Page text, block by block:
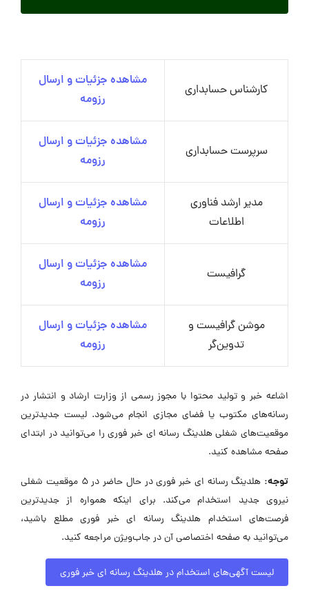
کارشناس حسابداری
مشاهده جزئیات و ارسال
رزومه
سرپرست حسابداری
مشاهده جزئیات و ارسال
رزومه
مدیر ارشد فناوری
اطلاعات
مشاهده جزئیات و ارسال
رزومه
گرافیست
مشاهده جزئیات و ارسال
رزومه
موشن گرافیست و
تدوین‌گر
مشاهده جزئیات و ارسال
رزومه
اشاعه خبر و تولید محتوا با مجوز رسمی از وزارت ارشاد و انتشار در
رسانه‌های مکتوب یا فضای مجازی انجام می‌شود. لیست جدیدترین
موقعیت‌های شغلی هلدینگ رسانه ای خبر فوری را می‌توانید در ابتدای
صفحه مشاهده کنید.
توجه:
هلدینگ رسانه ای خبر فوری در حال حاضر در ۵ موقعیت شغلی
نیروی جدید استخدام می‌کند. برای اینکه همواره از جدیدترین
فرصت‌های استخدام هلدینگ رسانه ای خبر فوری مطلع باشید،
می‌توانید به صفحه اختصاصی آن در جاب‌ویژن مراجعه کنید.
لیست آگهی‌های استخدام در هلدینگ رسانه ای خبر فوری